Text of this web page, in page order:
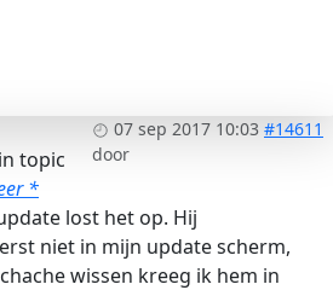
07 sep 2017 10:03 #14611
door
in topic
*
lost het op. Hij
niet in mijn update scherm,
wissen kreeg ik hem in